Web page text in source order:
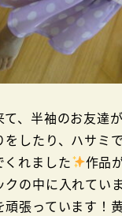
、半袖のお友達
したり、ハサミ
くれました
作品
クの中に入れてい
張っています！